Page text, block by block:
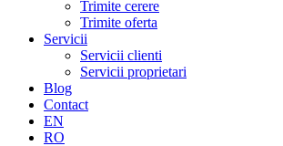
Trimite cerere
Trimite oferta
Servicii
Servicii clienti
Servicii proprietari
Blog
Contact
EN
RO